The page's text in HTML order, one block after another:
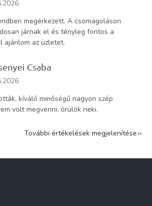
megérkezett. A csomagoláson
járnak el és tényleg fontos a
ajánlom az üzletet.
Csaba
értékelése 5-ből 5 csillag.
kíváló minőségű nagyon szép
volt megvenni, örülök neki.
További értékelések megjelenítése